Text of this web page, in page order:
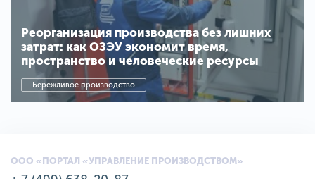
Реорганизация производства без лишних
затрат: как ОЗЭУ экономит время,
пространство и человеческие ресурсы
Бережливое производство
ООО «ПОРТАЛ «УПРАВЛЕНИЕ ПРОИЗВОДСТВОМ»